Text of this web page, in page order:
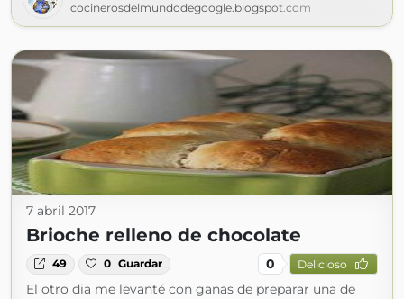
cocinerosdelmundodegoogle.blogspot.com
7 abril 2017
Brioche relleno de chocolate
49 0 Guardar 0 Delicioso
El otro dia me levanté con ganas de preparar una de